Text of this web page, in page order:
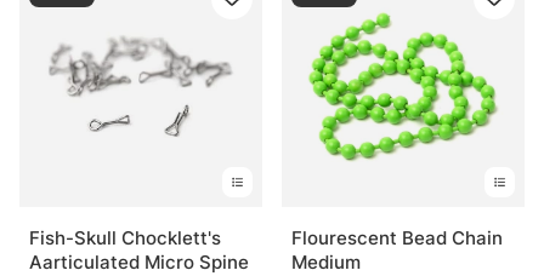
Fish-Skull Chocklett's
Aarticulated Micro Spine
Flourescent Bead Chain
Medium